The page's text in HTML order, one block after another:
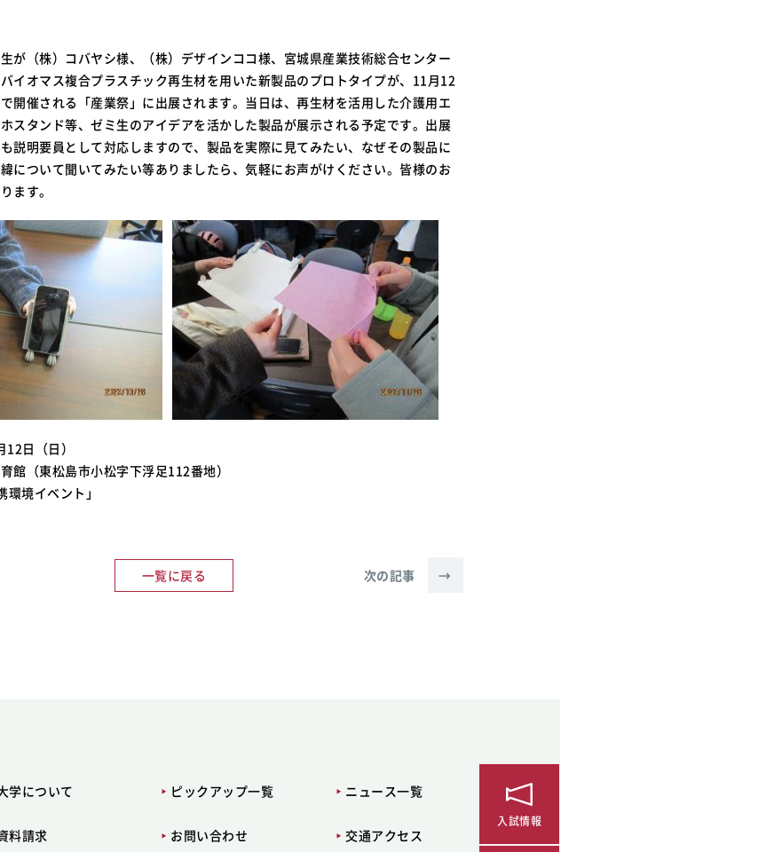
が（株）コバヤシ様、（株）デザインココ様、宮城県産業技術総合センター
イオマス複合プラスチック再生材を用いた新製品のプロトタイプが、11月12
開催される「産業祭」に出展されます。当日は、再生材を活用した介護用エ
スタンド等、ゼミ生のアイデアを活かした製品が展示される予定です。出展
説明要員として対応しますので、製品を実際に見てみたい、なぜその製品に
について聞いてみたい等ありましたら、気軽にお声がけください。皆様のお
ます。
12日（日）
館（東松島市小松字下浮足112番地）
環境イベント」
一覧に戻る 次の記事 →
学について ピックアップ一覧 ニュース一覧
料請求 お問い合わせ 交通アクセス
入試情報